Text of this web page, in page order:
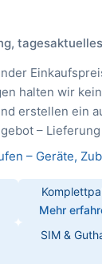
halten wir
erstellen ein
–
– Geräte,
Mehr
SIM &